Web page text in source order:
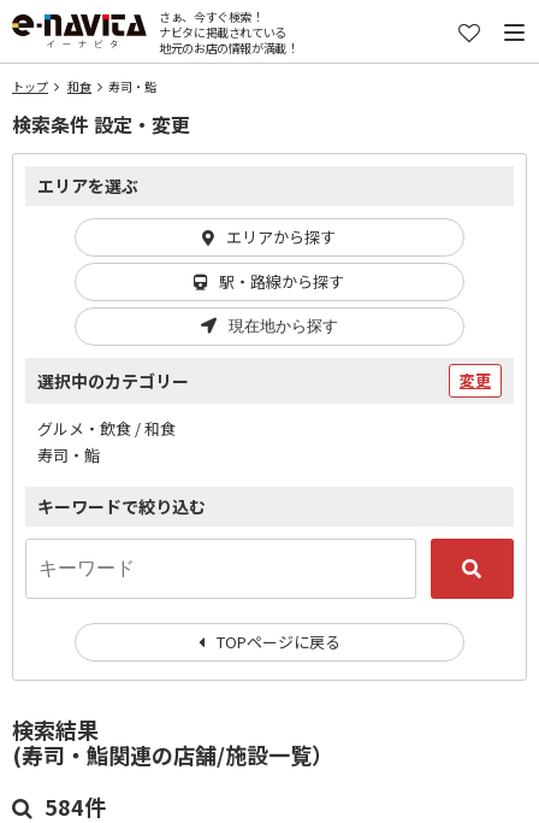
さぁ、今すぐ検索！
ナビタに掲載されている
地元のお店の情報が満載！
トップ 和食 寿司・鮨
検索結果
(寿司・鮨関連の店舗/施設一覧）
584件
検索条件 設定・変更
エリアを選ぶ
エリアから探す
駅・路線から探す
現在地から探す
選択中のカテゴリー 変更
グルメ・飲食 / 和食
寿司・鮨
キーワードで絞り込む
TOPページに戻る